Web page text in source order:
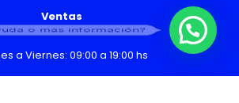
Ventas
a Viernes: 09:00 a 19:00 hs
o mas información?